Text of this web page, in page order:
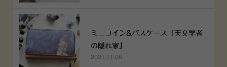
ミニコイン&パスケース「天文学者
の隠れ家」
2021.11.06